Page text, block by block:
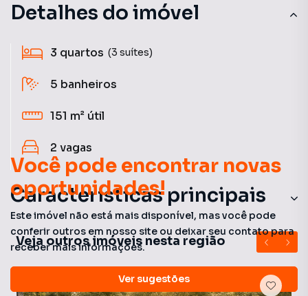
Você pode encontrar novas
oportunidades!
Este imóvel não está mais disponível, mas você pode
conferir outros em nosso site ou deixar seu contato para
receber mais informações.
Ver sugestões
Detalhes do imóvel
3 quartos (3 suítes)
5 banheiros
151 m² útil
2 vagas
Características principais
Varanda
Varanda gourmet
Veja outros imóveis nesta região